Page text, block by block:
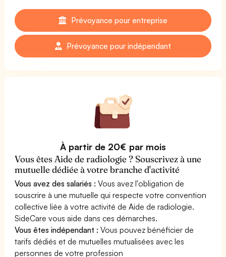
Prévoyance pour entreprise
Prévoyance pour indépendant
À partir de 20€ par mois
Vous êtes Aide de radiologie ? Souscrivez à une
mutuelle dédiée à votre branche d'activité
Vous avez des salariés : Vous avez l'obligation de
souscrire à une mutuelle qui respecte votre convention
collective liée à votre activité de Aide de radiologie.
SideCare vous aide dans ces démarches.
Vous êtes indépendant : Vous pouvez bénéficier de
tarifs dédiés et de mutuelles mutualisées avec les
personnes de votre profession